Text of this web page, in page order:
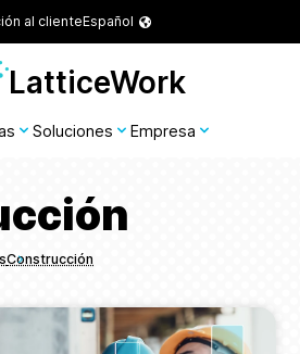
al clienteEspañol
LatticeWork
Soluciones Empresa
Construcción